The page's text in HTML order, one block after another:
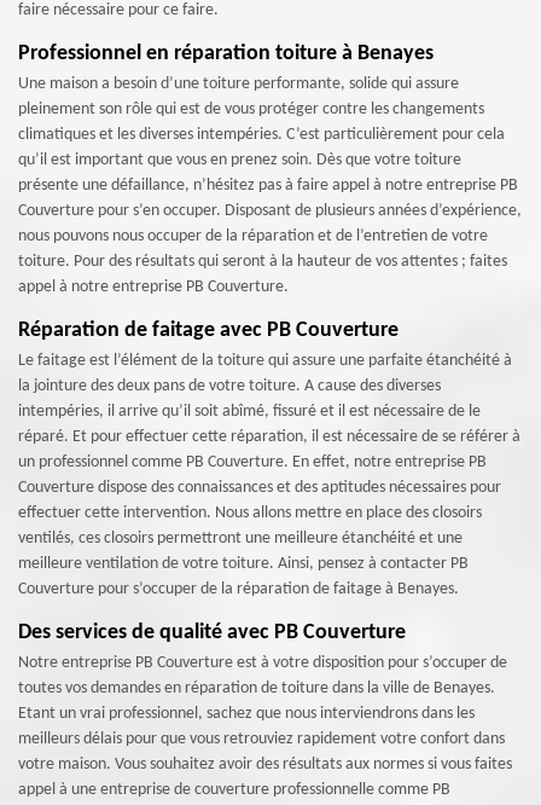
faire nécessaire pour ce faire.
Professionnel en réparation toiture à Benayes
Une maison a besoin d’une toiture performante, solide qui assure
pleinement son rôle qui est de vous protéger contre les changements
climatiques et les diverses intempéries. C’est particulièrement pour cela
qu’il est important que vous en prenez soin. Dès que votre toiture
présente une défaillance, n’hésitez pas à faire appel à notre entreprise PB
Couverture pour s’en occuper. Disposant de plusieurs années d’expérience,
nous pouvons nous occuper de la réparation et de l’entretien de votre
toiture. Pour des résultats qui seront à la hauteur de vos attentes ; faites
appel à notre entreprise PB Couverture.
Réparation de faitage avec PB Couverture
Le faitage est l’élément de la toiture qui assure une parfaite étanchéité à
la jointure des deux pans de votre toiture. A cause des diverses
intempéries, il arrive qu’il soit abîmé, fissuré et il est nécessaire de le
réparé. Et pour effectuer cette réparation, il est nécessaire de se référer à
un professionnel comme PB Couverture. En effet, notre entreprise PB
Couverture dispose des connaissances et des aptitudes nécessaires pour
effectuer cette intervention. Nous allons mettre en place des closoirs
ventilés, ces closoirs permettront une meilleure étanchéité et une
meilleure ventilation de votre toiture. Ainsi, pensez à contacter PB
Couverture pour s’occuper de la réparation de faitage à Benayes.
Des services de qualité avec PB Couverture
Notre entreprise PB Couverture est à votre disposition pour s’occuper de
toutes vos demandes en réparation de toiture dans la ville de Benayes.
Etant un vrai professionnel, sachez que nous interviendrons dans les
meilleurs délais pour que vous retrouviez rapidement votre confort dans
votre maison. Vous souhaitez avoir des résultats aux normes si vous faites
appel à une entreprise de couverture professionnelle comme PB